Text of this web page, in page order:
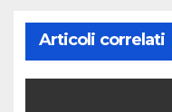
Articoli correlati